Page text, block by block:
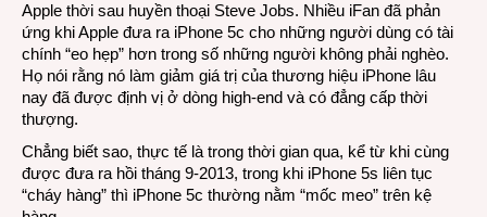
Apple thời sau huyền thoại Steve Jobs. Nhiều iFan đã phản
ứng khi Apple đưa ra iPhone 5c cho những người dùng có tài
chính “eo hẹp” hơn trong số những người không phải nghèo.
Họ nói rằng nó làm giảm giá trị của thương hiệu iPhone lâu
nay đã được định vị ở dòng high-end và có đẳng cấp thời
thượng.
Chẳng biết sao, thực tế là trong thời gian qua, kể từ khi cùng
được đưa ra hồi tháng 9-2013, trong khi iPhone 5s liên tục
“cháy hàng” thì iPhone 5c thường nằm “mốc meo” trên kệ